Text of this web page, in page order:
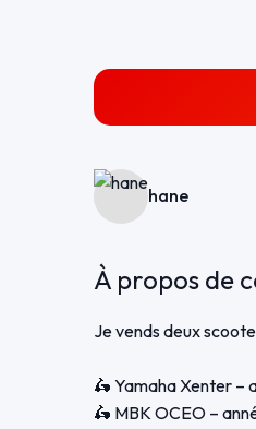
hane
À propos de
Je vends deux
🛵 Yamaha Xenter –
🛵 MBK OCEO –